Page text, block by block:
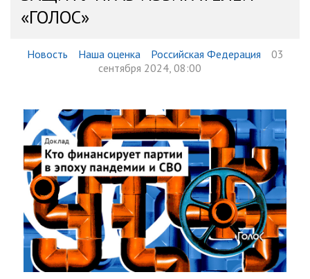
«ГОЛОС»
Новость Наша оценка Российская Федерация
03
сентября 2024, 08:00